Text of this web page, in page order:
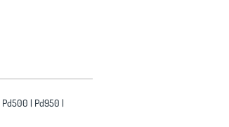
Pd500 | Pd950 |